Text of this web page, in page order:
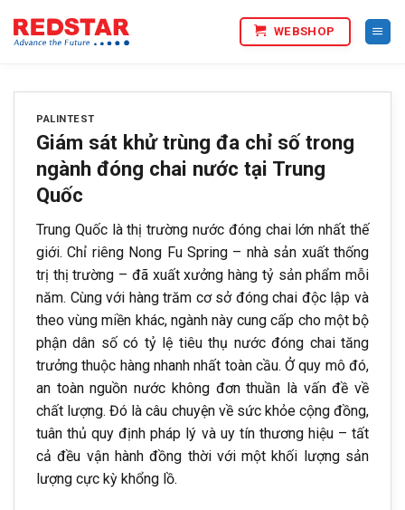
qua
WEBSHOP
PALINTEST
Giám sát khử trùng đa chỉ số trong
ngành đóng chai nước tại Trung
Quốc
Trung Quốc là thị trường nước đóng chai lớn nhất thế
giới. Chỉ riêng Nong Fu Spring – nhà sản xuất thống
trị thị trường – đã xuất xưởng hàng tỷ sản phẩm mỗi
năm. Cùng với hàng trăm cơ sở đóng chai độc lập và
theo vùng miền khác, ngành này cung cấp cho một bộ
phận dân số có tỷ lệ tiêu thụ nước đóng chai tăng
trưởng thuộc hàng nhanh nhất toàn cầu. Ở quy mô đó,
an toàn nguồn nước không đơn thuần là vấn đề về
chất lượng. Đó là câu chuyện về sức khỏe cộng đồng,
tuân thủ quy định pháp lý và uy tín thương hiệu – tất
cả đều vận hành đồng thời với một khối lượng sản
lượng cực kỳ khổng lồ.